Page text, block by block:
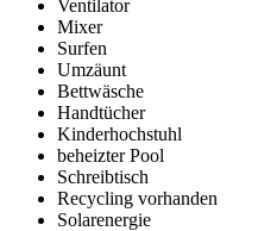
Ventilator
Mixer
Surfen
Umzäunt
Bettwäsche
Handtücher
Kinderhochstuhl
beheizter Pool
Schreibtisch
Recycling vorhanden
Solarenergie